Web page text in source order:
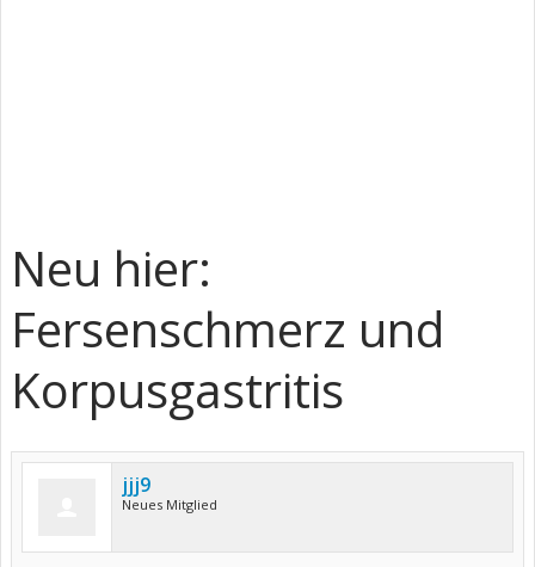
Neu hier:
Fersenschmerz und
Korpusgastritis
jjj9
Neues Mitglied